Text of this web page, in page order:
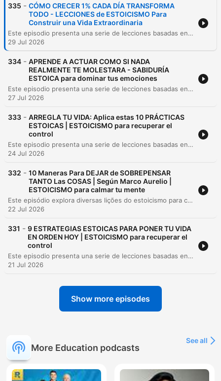
335 - CÓMO CRECER 1% CADA DÍA TRANSFORMA
TODO - LECCIONES de ESTOICISMO Para
Construir una Vida Extraordinaria
Este episodio presenta una serie de lecciones basadas en el estoicismo para lograr un crecimiento personal del 1% diario, utilizando las enseñanzas de filósofos como Epicteto, Marco Aurelio y Séneca. Se aborda la importancia de la disciplina, la gestión de las opiniones ajenas, la claridad de roles y el dominio de la mente. Asimismo, se explora la aplicación práctica de esta filosofía a través de la preparación mediante el entrenamiento diario, la coherencia entre palabras y acciones, y el poder de la elección consciente. El contenido enfatiza que el crecimiento se logra mediante pequeñas decisiones diarias y un enfoque en el presente para evitar la parálisis ante las dificultades.
29 Jul 2026
334 - APRENDE A ACTUAR COMO SI NADA
REALMENTE TE MOLESTARA - SABIDURÍA
ESTOICA para dominar tus emociones
Este episodio presenta una serie de lecciones basadas en la filosofía estoica para desarrollar el autocontrol y la resiliencia emocional. A través de los principios de pensadores como Marco Aurelio, Séneca y Epicteto, se ofrecen estrategias prácticas para gestionar la decepción, las críticas, el miedo y las pequeñas irritaciones cotidianas sin perder la paz interior. Se exploran métodos para proteger la paz propia, evitar reacciones impulsivas ante provocaciones y permitir que la razón guíe las acciones para fortalecer el carácter y asegurar que la mente tome el control sobre los impulsos.
27 Jul 2026
333 - ARREGLA TU VIDA: Aplica estas 10 PRÁCTICAS
ESTOICAS | ESTOICISMO para recuperar el
control
Este episodio presenta una serie de lecciones basadas en el estoicismo para lograr el orden interior y la transformación personal. A través de prácticas concretas, se aborda desde el entrenamiento de la concentración y el cuidado del cuerpo hasta la gestión de las emociones y la liberación de los vicios modernos. Asimismo, se exploran temas fundamentales como la importancia de la acción sobre la planificación excesiva, la construcción de un valor propio independiente de la aprobación externa y la práctica del perdón para cultivar la resiliencia y la disciplina ante la adversidad.
24 Jul 2026
332 - 10 Maneras Para DEJAR de SOBREPENSAR
TANTO Las COSAS | Según Marco Aurelio |
ESTOICISMO para calmar tu mente
Este episódio explora diversas lições do estoicismo para combater o hábito de sobrepensar, utilizando ensinamentos de Marco Aurélio, Epicteto e Sêneca. O conteúdo aborda temas como a prática da gratidão, a aceitação da impermanência e o foco no esforço em vez do resultado. A jornada continua com estratégias práticas para lidar com a ansiedade, incluindo a decomposição de problemas em passos concretos, a busca por sabedoria externa e a prática do malestar voluntário. O objetivo é ensinar como transformar o excesso de pensamento em resiliência e ação através do foco no presente.
22 Jul 2026
331 - 9 ESTRATEGIAS ESTOICAS PARA PONER TU VIDA
EN ORDEN HOY | ESTOICISMO para recuperar el
control
Este episodio presenta una serie de lecciones basadas en el estoicismo para alcanzar la claridad, la serenidad y el dominio personal. A través de estrategias inspiradas en autores como Séneca, Epicteto y Marco Aurelio, se invita al oyente a tomar el control de su mente, gestionar sus hábitos y valorar el uso del tiempo. El contenido explora cómo la simplicidad, la acción consciente y la gestión de la energía permiten construir un carácter resiliente. El objetivo es aprender a simplificar la vida para encontrar la verdadera libertad y proteger la paz mental frente al caos externo.
21 Jul 2026
Show more episodes
More Education podcasts
See all